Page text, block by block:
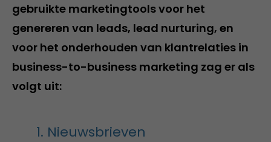
gebruikte marketingtools voor het
genereren van leads, lead nurturing, en
voor het onderhouden van klantrelaties in
business-to-business marketing zag er als
volgt uit:
1. Nieuwsbrieven